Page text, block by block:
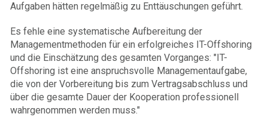
Aufgaben hätten regelmäßig zu Enttäuschungen geführt.
Es fehle eine systematische Aufbereitung der
Managementmethoden für ein erfolgreiches IT-Offshoring
und die Einschätzung des gesamten Vorganges: "IT-
Offshoring ist eine anspruchsvolle Managementaufgabe,
die von der Vorbereitung bis zum Vertragsabschluss und
über die gesamte Dauer der Kooperation professionell
wahrgenommen werden muss."